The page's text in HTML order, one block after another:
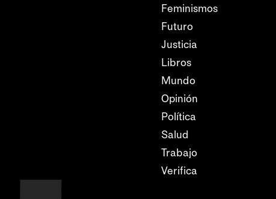
Feminismos
Futuro
Justicia
Libros
Mundo
Opinión
Política
Salud
Trabajo
Verifica